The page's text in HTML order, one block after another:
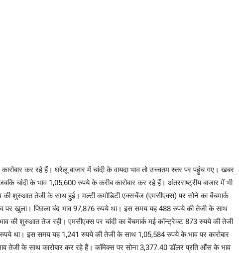
कर रहे हैं। घरेलू बाजार में चांदी के वायदा भाव तो उच्चतम स्तर पर पहुंच गए। खबर
चांदी के भाव 1,05,600 रुपये के करीब कारोबार कर रहे हैं। अंतरराष्ट्रीय बाजार में भी
की शुरुआत तेजी के साथ हुई। मल्टी कमोडिटी एक्सचेंज (एमसीएक्स) पर सोने का बेंचमार्क
खुला। पिछला बंद भाव 97,876 रुपये था। इस समय यह 488 रुपये की तेजी के साथ
की शुरुआत तेज रही। एमसीएक्स पर चांदी का बेंचमार्क मई कॉन्ट्रेक्ट 873 रुपये की तेजी
था। इस समय यह 1,241 रुपये की तेजी के साथ 1,05,584 रुपये के भाव पर कारोबार
तेजी के साथ कारोबार कर रहे हैं। कॉमेक्स पर सोना 3,377.40 डॉलर प्रति औंस के भाव